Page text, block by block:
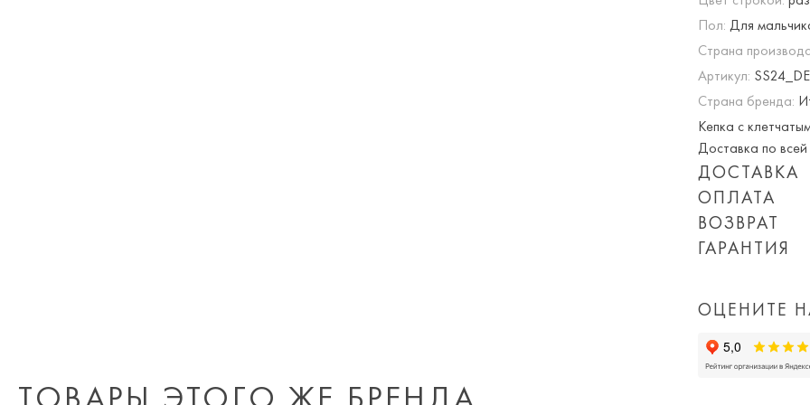
Пол: Для
Страна
Артикул:
Страна бренда:
Кепка с
Доставка по всей
ДОСТАВКА
Опция частичная
Приблизительная
доставки, а так
доставка).
ОПЛАТА
При оплате
суммируются!
ВОЗВРАТ
Мы вернем или
Просто
ГАРАНТИЯ
ОЦЕНИТЕ